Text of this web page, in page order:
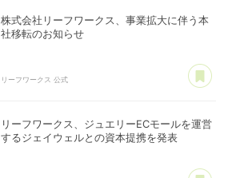
株式会社リーフワークス、事業拡大に伴う本
社移転のお知らせ
リーフワークス 公式
リーフワークス、ジュエリーECモールを運営
するジェイウェルとの資本提携を発表